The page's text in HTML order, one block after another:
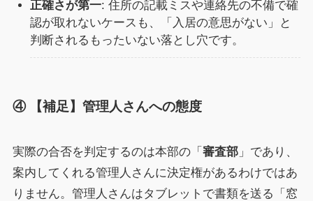
正確さが第一: 住所の記載ミスや連絡先の不備で確
認が取れないケースも、「入居の意思がない」と
判断されるもったいない落とし穴です。
④ 【補足】管理人さんへの態度
実際の合否を判定するのは本部の「 審査部」であり、
案内してくれる管理人さんに決定権があるわけではあ
りません。管理人さんはタブレットで書類を送る「窓